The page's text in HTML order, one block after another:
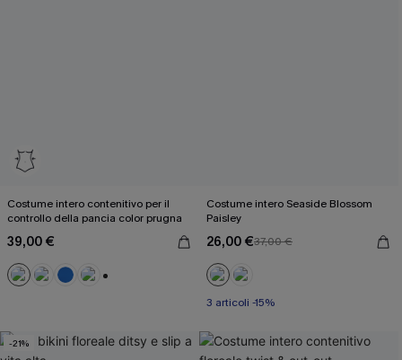
Costume intero contenitivo per il
controllo della pancia color prugna
39,00 €
Costume intero Seaside Blossom
Paisley
26,00 €37,00 €
3 articoli -15%
-21%